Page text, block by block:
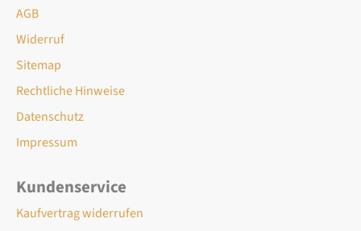
AGB
Widerruf
Sitemap
Rechtliche Hinweise
Datenschutz
Impressum
Kundenservice
Kaufvertrag widerrufen